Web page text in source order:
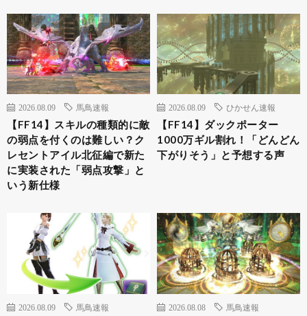
2026.08.09 馬鳥速報
【FF14】スキルの種類的に敵
の弱点を付くのは難しい？ク
レセントアイル北征編で新た
に実装された「弱点攻撃」と
いう新仕様
2026.08.09 ひかせん速報
【FF14】ダックポーター
1000万ギル割れ！「どんどん
下がりそう」と予想する声
2026.08.09 馬鳥速報 2026.08.08 馬鳥速報